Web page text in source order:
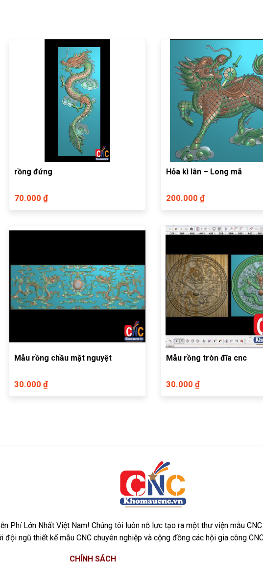
rồng đứng
70.000 ₫
Hỏa kì lân – Long mã
200.000 ₫
Mẫu rồng chầu mặt nguyệt
30.000 ₫
Mẫu rồng tròn đĩa cnc
30.000 ₫
Phí Lớn Nhất Việt Nam! Chúng tôi luôn nỗ lực tạo ra một thư viện mẫu
đội ngũ thiết kế mẫu CNC chuyên nghiệp và cộng đồng các hội gia công
CHÍNH SÁCH